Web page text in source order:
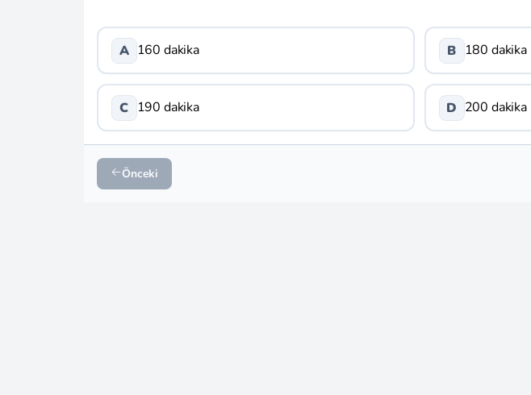
A 160 dakika B 180 dakika
C 190 dakika D 200 dakika
Önceki